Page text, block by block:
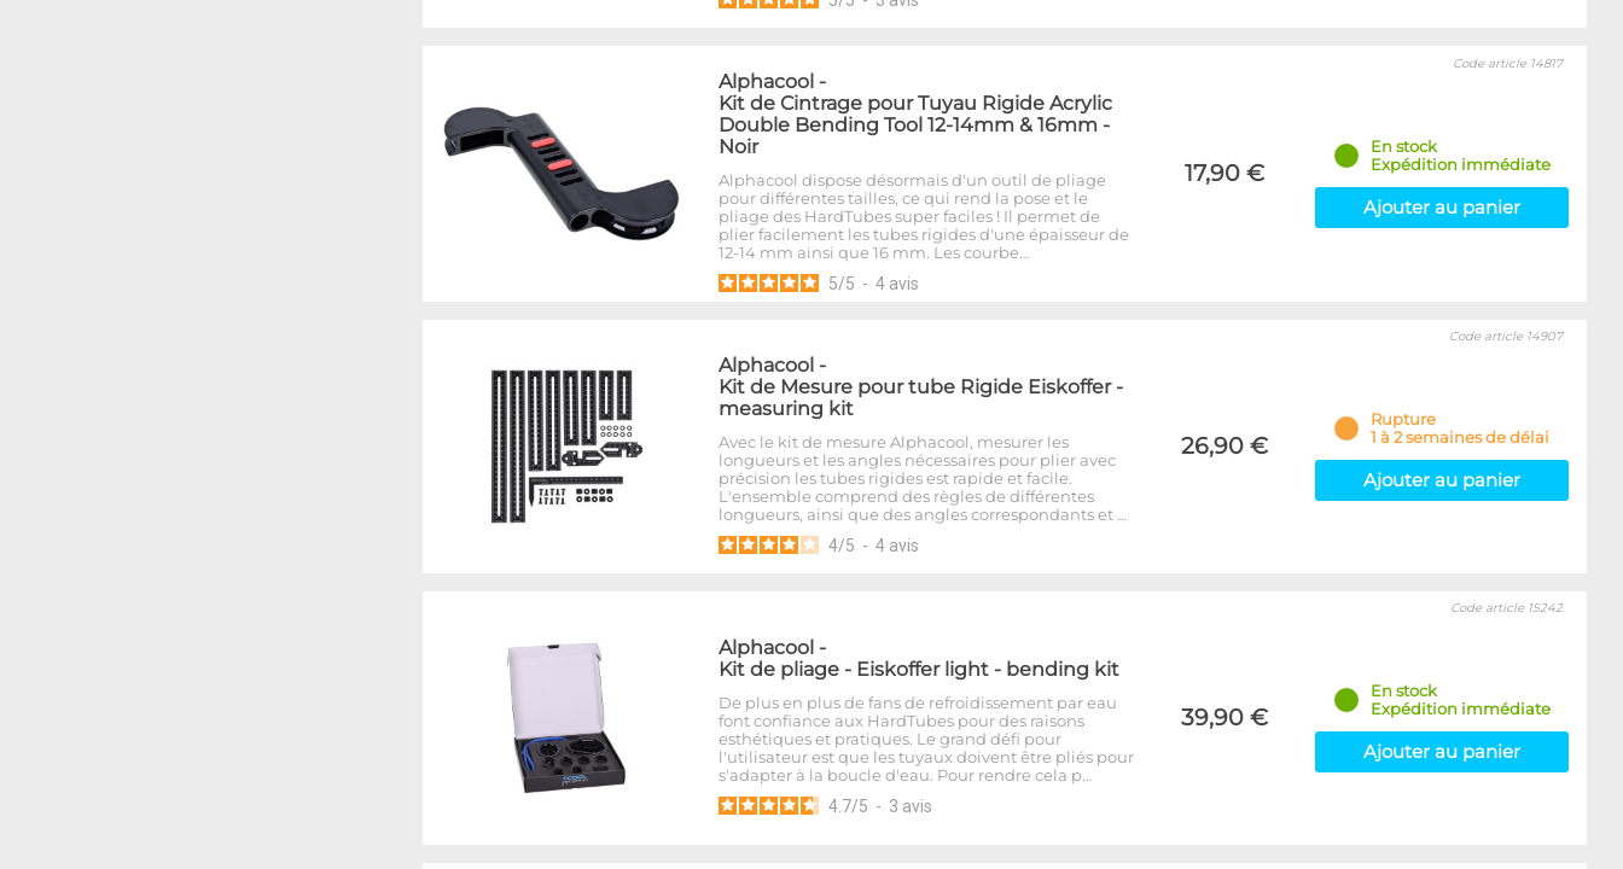
Alphacool -
Kit de Cintrage pour Tuyau Rigide Acrylic
Double Bending Tool 12-14mm & 16mm -
Noir
Alphacool dispose désormais d'un outil de pliage
pour différentes tailles, ce qui rend la pose et le
pliage des HardTubes super faciles ! Il permet de
plier facilement les tubes rigides d'une épaisseur de
12-14 mm ainsi que 16 mm. Les courbe…
5/5 - 4 avis
17,90 €
Code article 14817
En stock
Expédition immédiate
Ajouter au panier
Alphacool -
Kit de Mesure pour tube Rigide Eiskoffer -
measuring kit
Avec le kit de mesure Alphacool, mesurer les
longueurs et les angles nécessaires pour plier avec
précision les tubes rigides est rapide et facile.
L'ensemble comprend des règles de différentes
longueurs, ainsi que des angles correspondants et …
4/5 - 4 avis
26,90 €
Code article 14907
Rupture
1 à 2 semaines de délai
Ajouter au panier
Alphacool -
Kit de pliage - Eiskoffer light - bending kit
De plus en plus de fans de refroidissement par eau
font confiance aux HardTubes pour des raisons
esthétiques et pratiques. Le grand défi pour
l'utilisateur est que les tuyaux doivent être pliés pour
s'adapter à la boucle d'eau. Pour rendre cela p…
4.7/5 - 3 avis
39,90 €
Code article 15242
En stock
Expédition immédiate
Ajouter au panier